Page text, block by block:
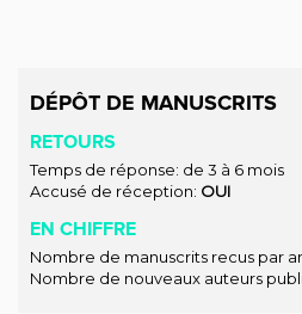
DÉPÔT DE MANUSCRITS
RETOURS
Temps de réponse: de 3 à 6 mois
Accusé de réception: OUI
EN CHIFFRE
Nombre de manuscrits recus par
Nombre de nouveaux auteurs